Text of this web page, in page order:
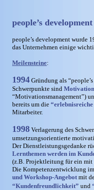
people’s
people’s development wurde
das Unternehmen einige
Meilensteine:
1994 Gründung als
Schwerpunkte sind
“Motivationsmanagement”)
bereits um die
Mitarbeiter.
1998 Verlagerung des
umsetzungsorientierte
Der Dienstleistungsgedanke
Lernthemen werden im
(z.B. Projektleitung für ein mit
Die Kompetenzentwicklung
und Workshop-Angebot mit
“Kundenfreundlichkeit” und